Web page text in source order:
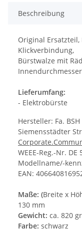
Beschreibung
Original
Klickverbindung,
Bürstwalze mit
Lieferumfang:
- Elektrobürste
Hersteller: Fa.
Siemensstädter
WEEE-Reg.-Nr. DE
Modellname/-
EAN:
Maße: (Breite x
130 mm
Gewicht: ca. 820 gr
Farbe: schwarz